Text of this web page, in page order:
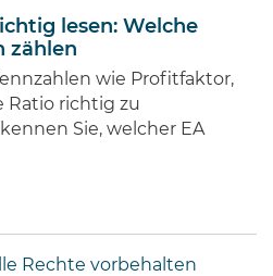
lesen: Welche
zählen
wie Profitfaktor,
Ratio richtig zu
Sie, welcher EA
Rechte vorbehalten